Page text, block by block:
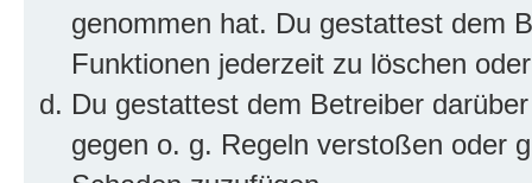
genommen hat. Du gestattest dem
Funktionen jederzeit zu löschen
Du gestattest dem Betreiber
gegen o. g. Regeln verstoßen oder